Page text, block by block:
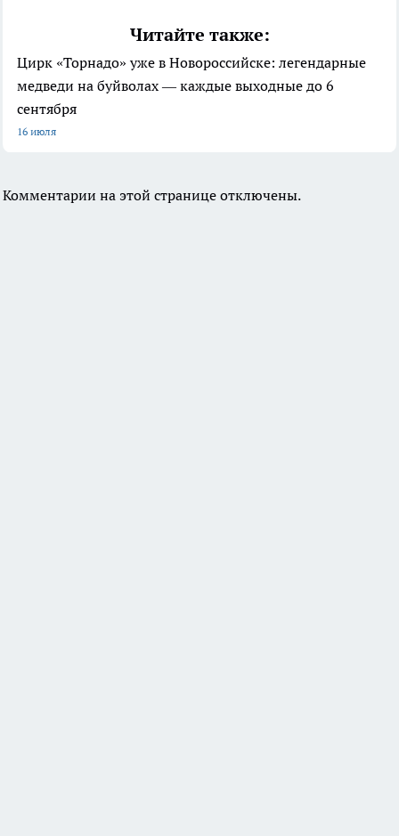
Читайте также:
Цирк «Торнадо» уже в Новороссийске: легендарные
медведи на буйволах — каждые выходные до 6
сентября
16 июля
Комментарии на этой странице отключены.